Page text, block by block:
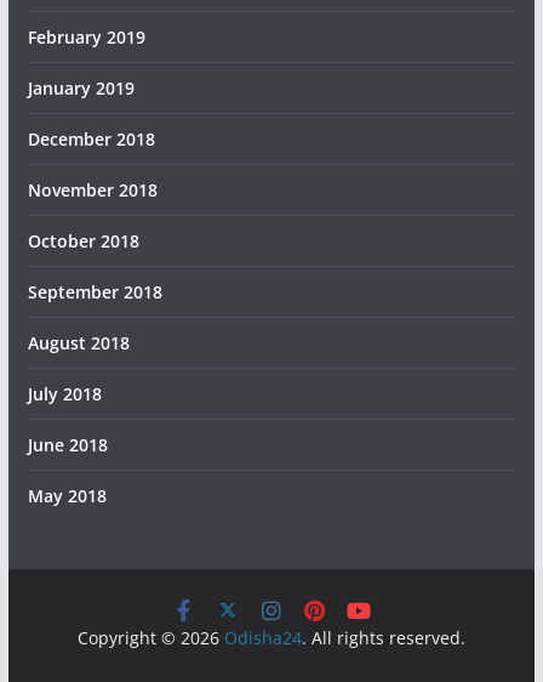
February 2019
January 2019
December 2018
November 2018
October 2018
September 2018
August 2018
July 2018
June 2018
May 2018
Copyright © 2026 Odisha24. All rights reserved.